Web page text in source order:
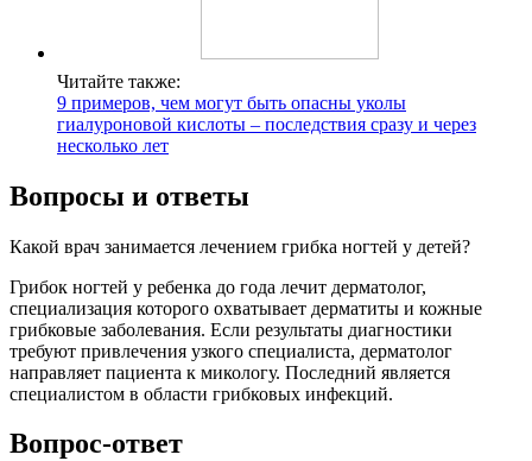
Читайте также:
9 примеров, чем могут быть опасны уколы
гиалуроновой кислоты – последствия сразу и через
несколько лет
Вопросы и ответы
Какой врач занимается лечением грибка ногтей у детей?
Грибок ногтей у ребенка до года лечит дерматолог,
специализация которого охватывает дерматиты и кожные
грибковые заболевания. Если результаты диагностики
требуют привлечения узкого специалиста, дерматолог
направляет пациента к микологу. Последний является
специалистом в области грибковых инфекций.
Вопрос-ответ